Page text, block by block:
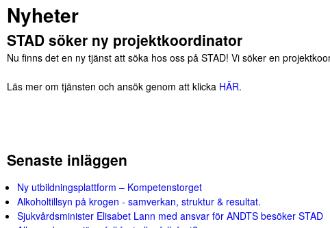
a
r
Nyheter
STAD söker ny projektkoordinator
Nu finns det en ny tjänst att söka hos oss på STAD! Vi söker en
Läs mer om tjänsten och ansök genom att klicka HÄR.
Senaste inläggen
Ny utbildningsplattform – Kompetenstorget
Alkoholtillsyn på krogen - samverkan, struktur & resultat.
Sjukvårdsminister Elisabet Lann med ansvar för ANDTS besöker STAD